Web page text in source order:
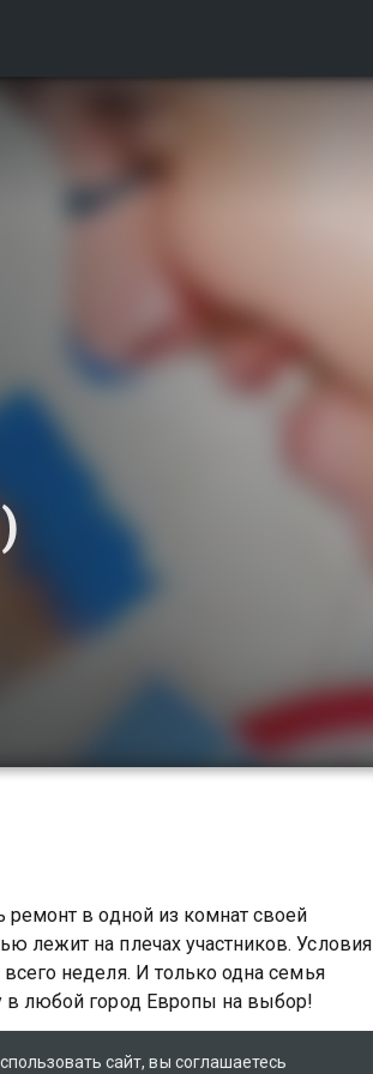
в одной из комнат своей
лежит на плечах участников. Условия
неделя. И только одна семья
в любой город Европы на выбор!
совершенно бесплатно в хорошем HD
сайт, вы соглашаетесь